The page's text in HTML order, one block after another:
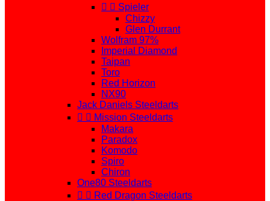
  Spieler
Chizzy
Glen Durrant
Wolfram 97%
Imperial Diamond
Taipan
Toro
Red Horizon
NX90
Jack Daniels Steeldarts
  Mission Steeldarts
Makara
Paradox
Komodo
Spiro
Chiron
One80 Steeldarts
  Red Dragon Steeldarts